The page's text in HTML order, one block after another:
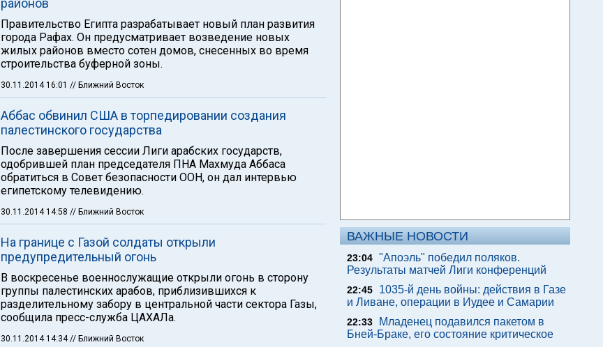
районов
Правительство Египта разрабатывает новый план развития
города Рафах. Он предусматривает возведение новых
жилых районов вместо сотен домов, снесенных во время
строительства буферной зоны.
30.11.2014 16:01 // Ближний Восток
Аббас обвинил США в торпедировании создания
палестинского государства
После завершения сессии Лиги арабских государств,
одобрившей план председателя ПНА Махмуда Аббаса
обратиться в Совет безопасности ООН, он дал интервью
египетскому телевидению.
30.11.2014 14:58 // Ближний Восток
На границе с Газой солдаты открыли
предупредительный огонь
В воскресенье военнослужащие открыли огонь в сторону
группы палестинских арабов, приблизившихся к
разделительному забору в центральной части сектора Газы,
сообщила пресс-служба ЦАХАЛа.
30.11.2014 14:34// Ближний Восток
ВАЖНЫЕ НОВОСТИ
23:04 "Апоэль" победил поляков.
Результаты матчей Лиги конференций
22:45
1035-й день войны: действия в Газе
и Ливане, операции в Иудее и Самарии
22:33
Младенец подавился пакетом в
Бней-Браке, его состояние критическое